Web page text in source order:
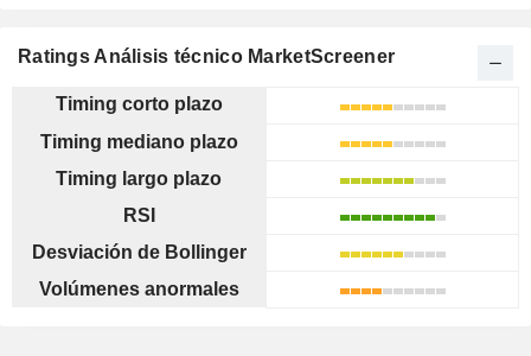
Ratings Análisis técnico MarketScreener
Timing corto plazo
Timing mediano plazo
Timing largo plazo
RSI
Desviación de Bollinger
Volúmenes anormales